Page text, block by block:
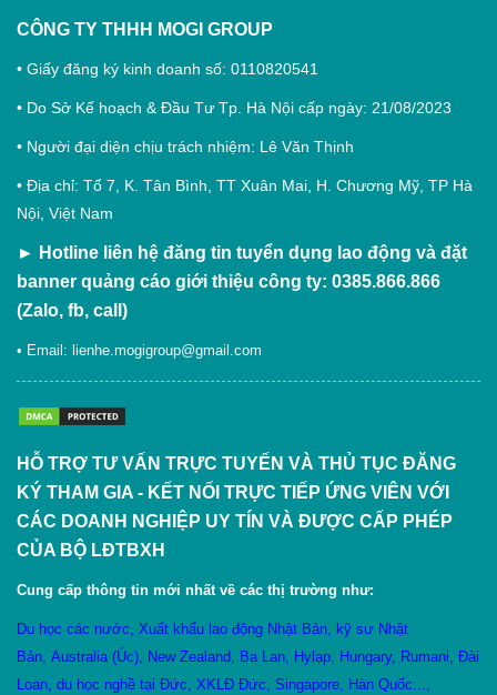
CÔNG TY THHH MOGI GROUP
• Giấy đăng ký kinh doanh số: 0110820541
• Do Sở Kế hoạch & Đầu Tư Tp. Hà Nội cấp ngày: 21/08/2023
• Người đại diện chịu trách nhiệm: Lê Văn Thịnh
• Địa chỉ: Tổ 7, K. Tân Bình, TT Xuân Mai, H. Chương Mỹ, TP Hà
Nội, Việt Nam
► Hotline liên hệ đăng tin tuyển dụng lao động và đặt
banner quảng cáo giới thiệu công ty: 0385.866.866
(Zalo, fb, call)
• Email: lienhe.mogigroup@gmail.com
HỖ TRỢ TƯ VẤN TRỰC TUYẾN VÀ THỦ TỤC ĐĂNG
KÝ THAM GIA - KẾT NỐI TRỰC TIẾP ỨNG VIÊN VỚI
CÁC DOANH NGHIỆP UY TÍN VÀ ĐƯỢC CẤP PHÉP
CỦA BỘ LĐTBXH
Cung cấp thông tin mới nhất về các thị trường như:
Du học các nước, Xuất khẩu lao động Nhật Bản, kỹ sư Nhật
Bản, Australia (Úc), New Zealand, Ba Lan, Hylạp, Hungary, Rumani, Đài
Loan, du học nghề tại Đức, XKLĐ Đức, Singapore, Hàn Quốc...,